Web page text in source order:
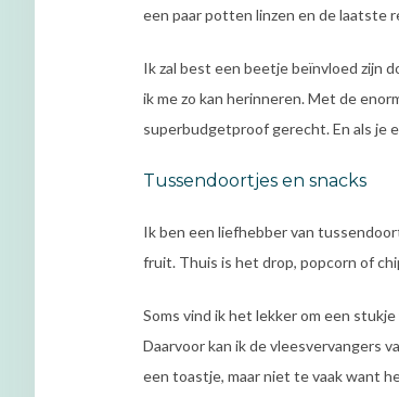
een paar potten linzen en de laatste
Ik zal best een beetje beïnvloed zijn
ik me zo kan herinneren. Met de
superbudgetproof gerecht. En als je
Tussendoortjes en snacks
Ik ben een liefhebber van
fruit. Thuis is het drop, popcorn of
Soms vind ik het lekker om een
Daarvoor kan ik de vleesvervangers
een toastje, maar niet te vaak want